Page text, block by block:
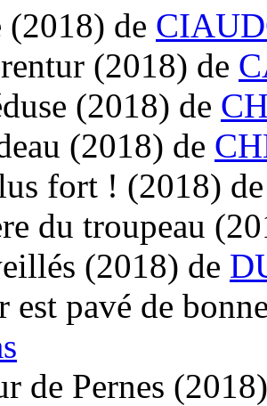
(2018) de
(2018) de
(2018) de
(2018) de
fort ! (2018)
du troupeau
(2018) de
est pavé de
de Pernes (2018)